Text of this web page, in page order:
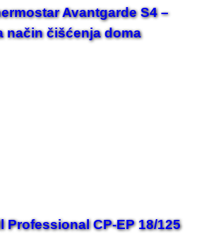
Avantgarde S4 –
način čišćenja doma
Professional CP-EP 18/125